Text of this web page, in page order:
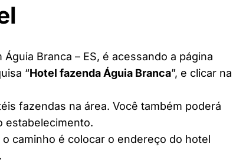
Branca – ES, é acessando a página
“Hotel fazenda Águia Branca”, e clicar na
fazendas na área. Você também poderá
estabelecimento.
caminho é colocar o endereço do hotel
.